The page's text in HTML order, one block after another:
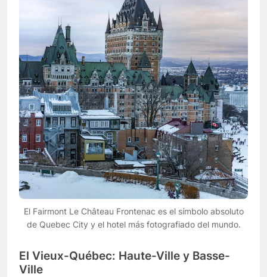
El Fairmont Le Château Frontenac es el símbolo absoluto
de Quebec City y el hotel más fotografiado del mundo.
El Vieux-Québec: Haute-Ville y Basse-
Ville